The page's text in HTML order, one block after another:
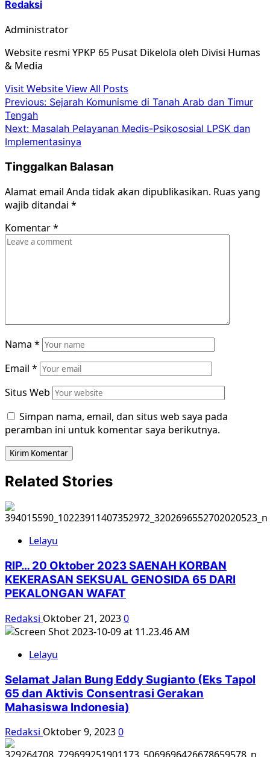
Redaksi
Administrator
Website resmi YPKP 65 Pusat Dikelola oleh Divisi Humas
& Media
Visit WebsiteView All Posts
Post
navigation
Previous: Sejarah Komunisme di Tanah Arab dan Timur
Tengah
Next: Masalah Pelayanan Medis-Psikososial LPSK dan
Implementasinya
Tinggalkan Balasan
Alamat email Anda tidak akan dipublikasikan. Ruas yang
wajib ditandai *
Komentar*
Nama *
Email *
Situs Web
Simpan nama, email, dan situs web saya pada
peramban ini untuk komentar saya berikutnya.
Related Stories
Lelayu
RIP… 20 Oktober 2023 SAENAH KORBAN
KEKERASAN SEKSUAL GENOSIDA 65 DARI
PEKALONGAN WAFAT
Redaksi Oktober 21, 20230
Lelayu
Selamat Jalan Bung Eddy Sugianto (Eks Tapol
65 dan Aktivis Consentrasi Gerakan
Mahasiswa Indonesia)
Redaksi Oktober 9, 20230